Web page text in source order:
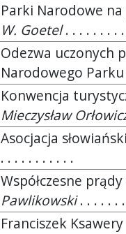
Parki Narodowe
W. Goetel. . . . . . . .
Odezwa uczonych
Narodowego Parku
Konwencja
Mieczysław
Asocjacja
. . . . . . . . . . .
Współczesne
Pawlikowski. . . . . .
Franciszek Ksawery